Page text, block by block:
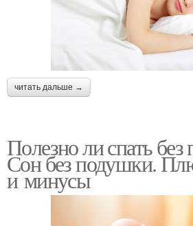
читать дальше →
Полезно ли спать
Сон без подушки.
и минусы